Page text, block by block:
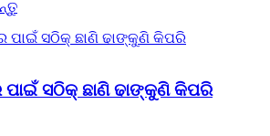
ସଠିକ୍ ଛାଣି ଢାଙ୍କୁଣି କିପରି